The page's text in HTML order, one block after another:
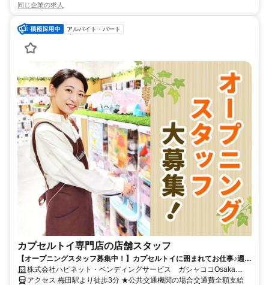
同じ企業の求人
アルバイト・パート
カプセルトイ専門店の店舗スタッフ
【オープニングスタッフ募集中！】カプセルトイに囲まれてお仕事♪週
20h未満のゆったり働けるシフトです◎髪色自由・ネイル＆ピアスOK
株式会社ハピネット・ベンディングサービス ガシャココOsaka
Metro梅田駅
アクセス 梅田駅より徒歩3分 ★公共交通機関の場合交通費全額支給